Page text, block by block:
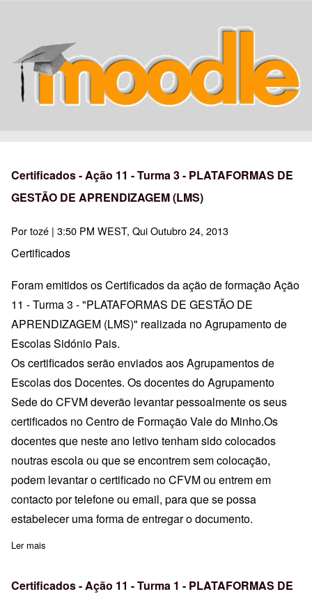
Certificados - Ação 11 - Turma 3 - PLATAFORMAS DE
GESTÃO DE APRENDIZAGEM (LMS)
Portozé | 3:50 PM WEST, Qui Outubro 24, 2013
Certificados
Foram emitidos os Certificados da ação de formação Ação
11 - Turma 3 - "PLATAFORMAS DE GESTÃO DE
APRENDIZAGEM (LMS)" realizada no Agrupamento de
Escolas Sidónio Pais.
Os certificados serão enviados aos Agrupamentos de
Escolas dos Docentes. Os docentes do Agrupamento
Sede do CFVM deverão levantar pessoalmente os seus
certificados no Centro de Formação Vale do Minho.Os
docentes que neste ano letivo tenham sido colocados
noutras escola ou que se encontrem sem colocação,
podem levantar o certificado no CFVM ou entrem em
contacto por telefone ou email, para que se possa
estabelecer uma forma de entregar o documento.
Ler mais
Certificados - Ação 11 - Turma 1 - PLATAFORMAS DE